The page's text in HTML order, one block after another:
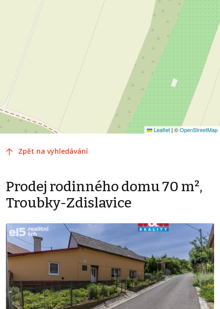
Leaflet | ©OpenStreetMap
Zpět na vyhledávání
Prodej rodinného domu 70 m²,
Troubky-Zdislavice